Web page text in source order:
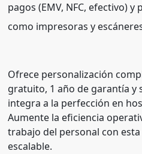
pagos (EMV, NFC, efectivo)
como impresoras y
Ofrece personalización
gratuito, 1 año de garantía y
integra a la perfección en
Aumente la eficiencia
trabajo del personal con
escalable.